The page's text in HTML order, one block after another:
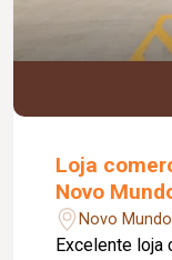
Loja
Novo
Novo
Excelente loja